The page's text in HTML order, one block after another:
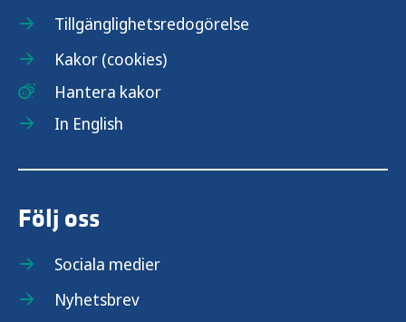
Tillgänglighetsredogörelse
Kakor (cookies)
Hantera kakor
In English
Följ oss
Sociala medier
Nyhetsbrev